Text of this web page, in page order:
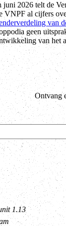
juni 2026 telt de
VNPF al cijfers
van
geen
van het
Ontvang
1.13